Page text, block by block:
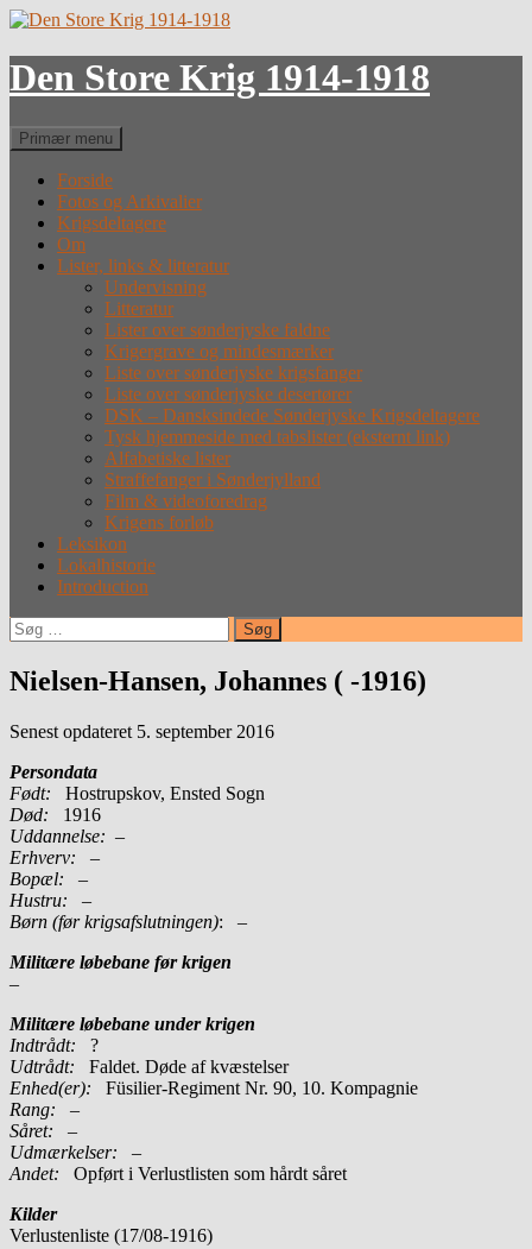
Hop
indhold
Den Store Krig 1914-1918
Søg
Primær menu
Forside
Fotos og Arkivalier
Krigsdeltagere
Om
Lister, links & litteratur
Undervisning
Litteratur
Lister over sønderjyske faldne
Krigergrave og mindesmærker
Liste over sønderjyske krigsfanger
Liste over sønderjyske desertører
DSK – Dansksindede Sønderjyske Krigsdeltagere
Tysk hjemmeside med tabslister (eksternt link)
Alfabetiske lister
Straffefanger i Sønderjylland
Film & videoforedrag
Krigens forløb
Leksikon
Lokalhistorie
Introduction
Søg
efter:
Nielsen-Hansen, Johannes ( -1916)
Senest opdateret 5. september 2016
Persondata
Født: Hostrupskov, Ensted Sogn
Død: 1916
Uddannelse: –
Erhverv: –
Bopæl: –
Hustru: –
Børn (før krigsafslutningen): –
Militære løbebane før krigen
–
Militære løbebane under krigen
Indtrådt: ?
Udtrådt: Faldet. Døde af kvæstelser
Enhed(er):
Füsilier-Regiment Nr. 90, 10. Kompagnie
Rang:
–
Såret: –
Udmærkelser: –
Andet: Opført i Verlustlisten som hårdt såret
Kilder
Verlustenliste (17/08-1916)